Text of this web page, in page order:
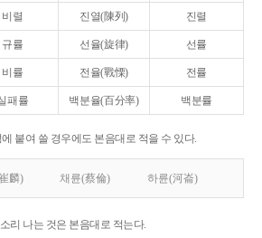
비렬 진열(陳列) 진렬
규률 선율(旋律) 선률
비률 전율(戰慄) 전률
패률 백분율(百分率) 백분률
붙여 쓸 경우에도 본음대로 적을 수 있다.
麟) 채륜(蔡倫) 하륜(河崙)
리 나는 것은 본음대로 적는다.